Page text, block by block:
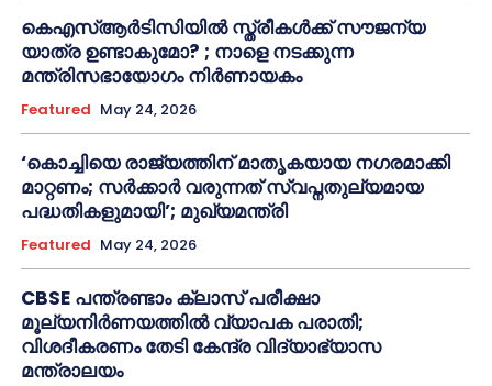
കെഎസ്ആർടിസിയിൽ സ്ത്രീകൾക്ക് സൗജന്യ
യാത്ര ഉണ്ടാകുമോ? ; നാളെ നടക്കുന്ന
മന്ത്രിസഭായോഗം നിർണായകം
Featured May 24, 2026
‘കൊച്ചിയെ രാജ്യത്തിന് മാതൃകയായ നഗരമാക്കി
മാറ്റണം; സർക്കാർ വരുന്നത് സ്വപ്നതുല്യമായ
പദ്ധതികളുമായി’; മുഖ്യമന്ത്രി
Featured May 24, 2026
CBSE പന്ത്രണ്ടാം ക്ലാസ് പരീക്ഷാ
മൂല്യനിർണയത്തിൽ വ്യാപക പരാതി;
വിശദീകരണം തേടി കേന്ദ്ര വിദ്യാഭ്യാസ
മന്ത്രാലയം